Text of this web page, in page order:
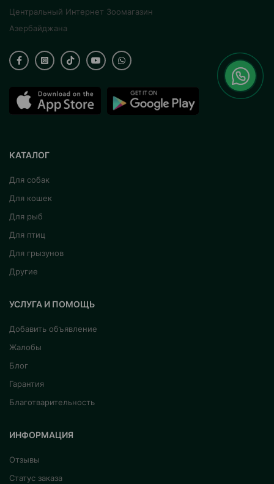
Центральный Интернет Зоомагазин
Азербайджана
КАТАЛОГ
Для собак
Для кошек
Для рыб
Для птиц
Для грызунов
Другие
УСЛУГА И ПОМОЩЬ
Добавить объявление
Жалобы
Блог
Гарантия
Благотварительность
ИНФОРМАЦИЯ
Отзывы
Статус заказа